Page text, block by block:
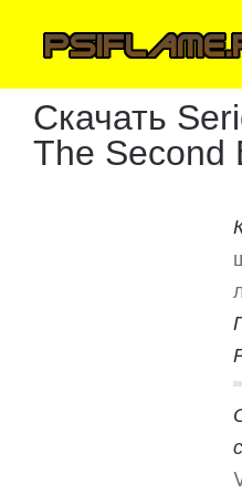
Скачать
The Second